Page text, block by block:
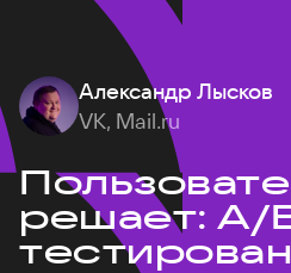
Александр Лысков
VK, Mail.ru
решает: A/